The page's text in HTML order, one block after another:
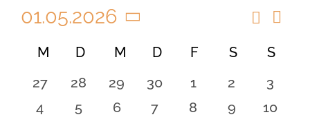
Suche
Suche
Monat
01.05.2026
Datum
wählen.
Kalender
von
Veranstaltungen
M MONTAG
D DIENSTAG
M MITTWOCH
D DONNERSTAG
F FREITAG
SSAMSTAG
S
0
Veranstaltungen
27
0
Veranstaltungen
28
0
Veranstaltungen
29
0
Veranstaltungen
30
0
Veranstaltungen
1
0
2
0
3
0
4
0
5
0
6
0
7
0
8
0
9
0
10